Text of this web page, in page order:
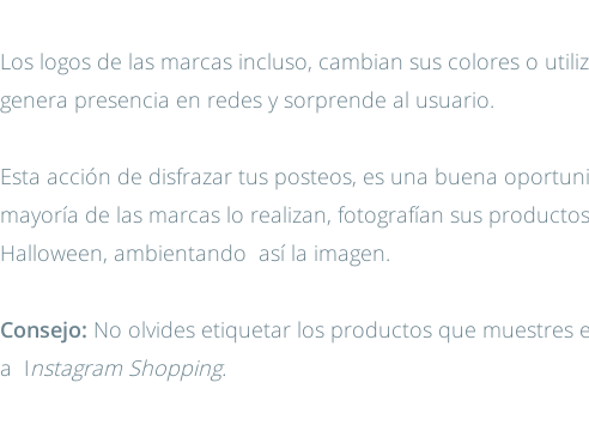
Los logos de las marcas incluso, cambian sus colores o
genera presencia en redes y sorprende al usuario.
Esta acción de disfrazar tus posteos, es una buena
mayoría de las marcas lo realizan, fotografían sus
Halloween, ambientando así la imagen.
Consejo: No olvides etiquetar los productos que
a Instagram Shopping.